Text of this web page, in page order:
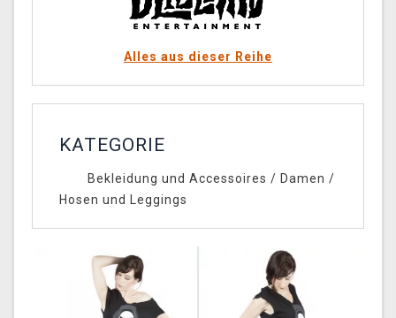
Alles aus dieser Reihe
KATEGORIE
Bekleidung und Accessoires / Damen /
Hosen und Leggings